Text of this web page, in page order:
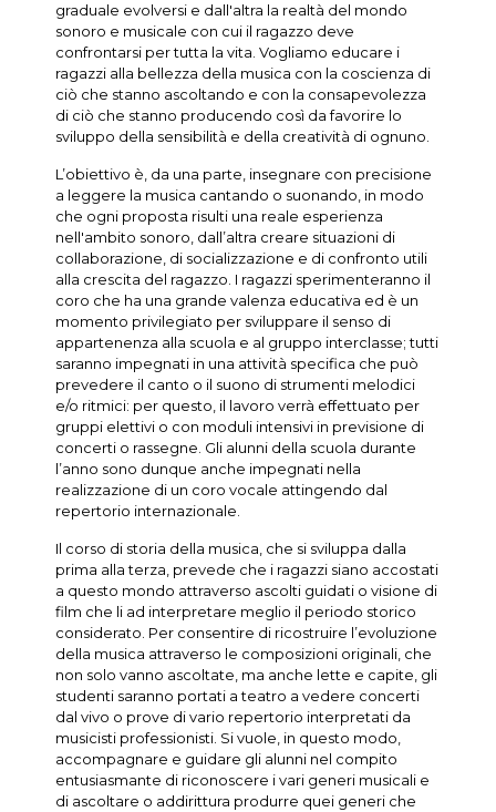
graduale evolversi e dall'altra la realtà del mondo
sonoro e musicale con cui il ragazzo deve
confrontarsi per tutta la vita. Vogliamo educare i
ragazzi alla bellezza della musica con la coscienza di
ciò che stanno ascoltando e con la consapevolezza
di ciò che stanno producendo così da favorire lo
sviluppo della sensibilità e della creatività di ognuno.
L’obiettivo è, da una parte, insegnare con precisione
a leggere la musica cantando o suonando, in modo
che ogni proposta risulti una reale esperienza
nell'ambito sonoro, dall’altra creare situazioni di
collaborazione, di socializzazione e di confronto utili
alla crescita del ragazzo. I ragazzi sperimenteranno il
coro che ha una grande valenza educativa ed è un
momento privilegiato per sviluppare il senso di
appartenenza alla scuola e al gruppo interclasse; tutti
saranno impegnati in una attività specifica che può
prevedere il canto o il suono di strumenti melodici
e/o ritmici: per questo, il lavoro verrà effettuato per
gruppi elettivi o con moduli intensivi in previsione di
concerti o rassegne. Gli alunni della scuola durante
l’anno sono dunque anche impegnati nella
realizzazione di un coro vocale attingendo dal
repertorio internazionale.
Il corso di storia della musica, che si sviluppa dalla
prima alla terza, prevede che i ragazzi siano accostati
a questo mondo attraverso ascolti guidati o visione di
film che li ad interpretare meglio il periodo storico
considerato. Per consentire di ricostruire l’evoluzione
della musica attraverso le composizioni originali, che
non solo vanno ascoltate, ma anche lette e capite, gli
studenti saranno portati a teatro a vedere concerti
dal vivo o prove di vario repertorio interpretati da
musicisti professionisti. Si vuole, in questo modo,
accompagnare e guidare gli alunni nel compito
entusiasmante di riconoscere i vari generi musicali e
di ascoltare o addirittura produrre quei generi che